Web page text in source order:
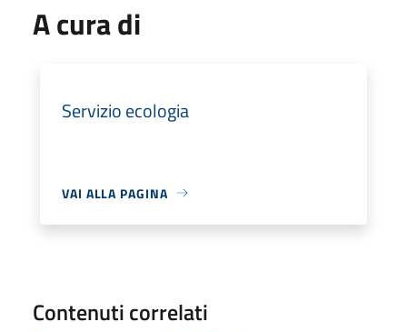
A cura di
Servizio ecologia
VAI ALLA PAGINA
Contenuti correlati